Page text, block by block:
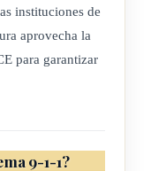
competencia del
la potestad de
instituciones de
aprovecha la
para garantizar
9-1-1?